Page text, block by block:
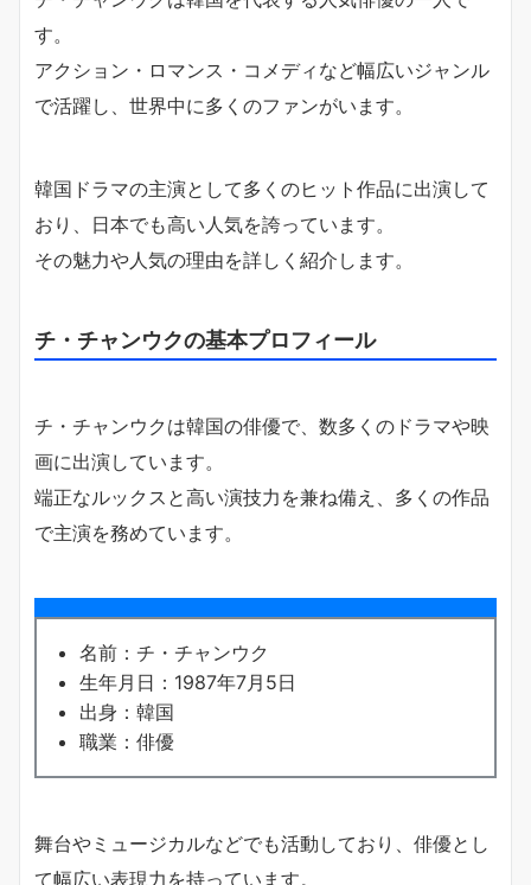
す。
アクション・ロマンス・コメディなど幅広いジャンル
で活躍し、世界中に多くのファンがいます。
韓国ドラマの主演として多くのヒット作品に出演して
おり、日本でも高い人気を誇っています。
その魅力や人気の理由を詳しく紹介します。
チ・チャンウクの基本プロフィール
チ・チャンウクは韓国の俳優で、数多くのドラマや映
画に出演しています。
端正なルックスと高い演技力を兼ね備え、多くの作品
で主演を務めています。
名前：チ・チャンウク
生年月日：1987年7月5日
出身：韓国
職業：俳優
舞台やミュージカルなどでも活動しており、俳優とし
て幅広い表現力を持っています。